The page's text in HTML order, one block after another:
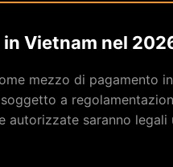
Vietnam nel
mezzo di pagamento
a
autorizzate saranno